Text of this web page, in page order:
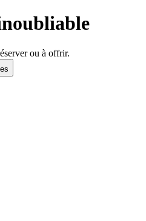
ou à offrir.